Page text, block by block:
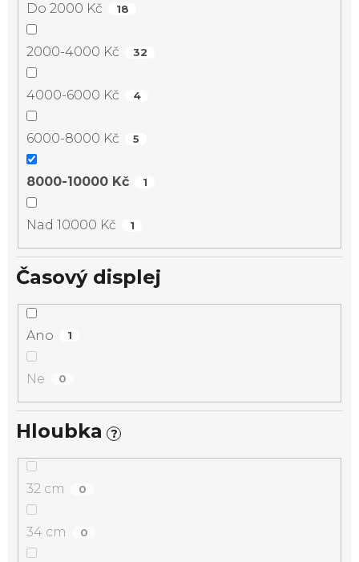
Do 2000 Kč 18
2000-4000 Kč 32
4000-6000 Kč 4
6000-8000 Kč 5
8000-10000 Kč 1
Nad 10000 Kč 1
Časový displej
Ano 1
Ne 0
Hloubka ?
32 cm 0
34 cm 0